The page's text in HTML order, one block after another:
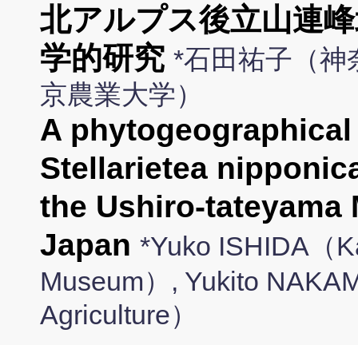
北アルプス後立山連
学的研究 *石田祐子（神
京農業大学）
A
Stellarietea
the Ushiro-tateyama
Japan *Yuko ISHIDA（
Museum）, Yukito
Agriculture）